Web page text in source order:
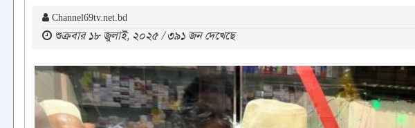
Channel69tv.net.bd
শুক্রবার ১৮ জুলাই, ২০২৫ / ৩৯১ জন দেখেছে